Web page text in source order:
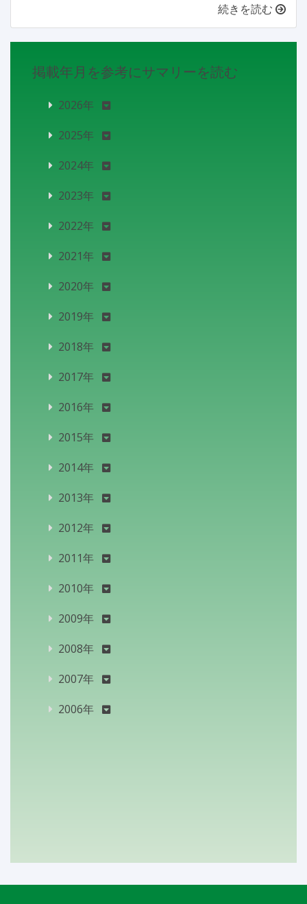
続きを読む
掲載年月を参考にサマリーを読む
2026年
2025年
2024年
2023年
2022年
2021年
2020年
2019年
2018年
2017年
2016年
2015年
2014年
2013年
2012年
2011年
2010年
2009年
2008年
2007年
2006年